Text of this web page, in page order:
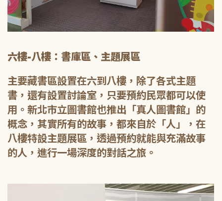
六樓-八樓：書庫區、主題展區
主要藏書區設置在六到八樓，除了各式主題
書，還有設置討論室，只要預約民眾都可以使
用。新北市立圖書館也推出「真人圖書館」的
概念，其實所有的故事，都來自於「人」，在
八樓特設主題展區，透過預約就能與充滿故事
的人，進行一場深度的對話之旅。